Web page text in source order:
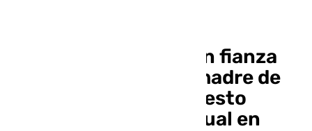
Prisión provisional sin fianza
para un hombre y la madre de
una niña por un supuesto
intento de abuso sexual en